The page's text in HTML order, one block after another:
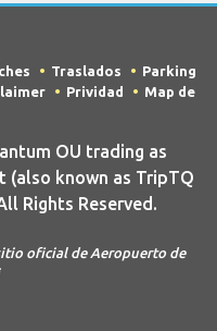
Traslados
Parking
Prividad
Map de
OU trading as
(also known as TripTQ
Rights Reserved.
oficial de Aeropuerto de